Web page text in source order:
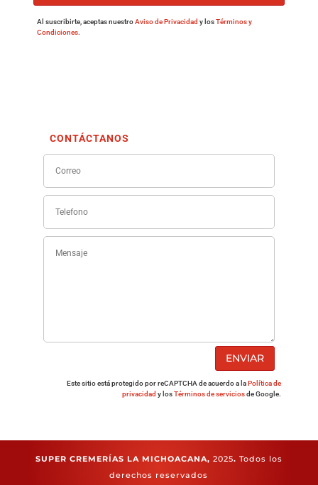
Al suscribirte, aceptas nuestroAviso de Privacidad y losTérminos y
Condiciones.
CONTÁCTANOS
ENVIAR
Este sitio está protegido por reCAPTCHA de acuerdo a laPolítica de
privacidad y losTérminos de serviciosde Google.
SUPER CREMERÍAS LA MICHOACANA, 2025. Todos los
derechos reservados